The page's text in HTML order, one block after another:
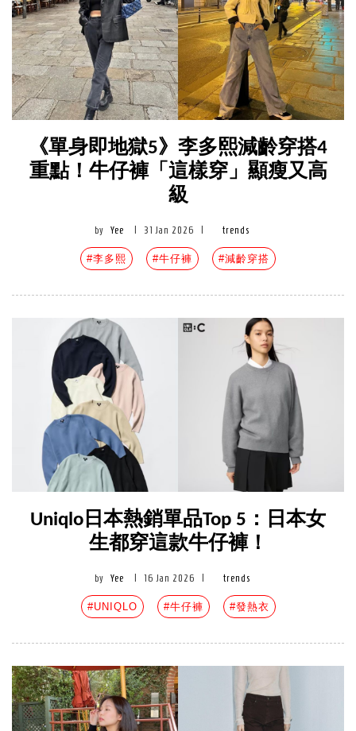
《單身即地獄5》李多熙減齡穿搭4
重點！牛仔褲「這樣穿」顯瘦又高
級
by Yee 31 Jan 2026 trends
#李多熙 #牛仔褲 #減齡穿搭
Uniqlo日本熱銷單品Top 5：日本女
生都穿這款牛仔褲！
by Yee 16 Jan 2026 trends
#UNIQLO #牛仔褲 #發熱衣